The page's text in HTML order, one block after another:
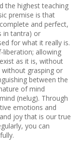
the highest teaching
premise is that
and perfect,
in tantra) or
for what it really is.
liberation; allowing
as it is, without
without grasping or
between the
of mind
(nelug). Through
emotions and
joy that is our true
you can